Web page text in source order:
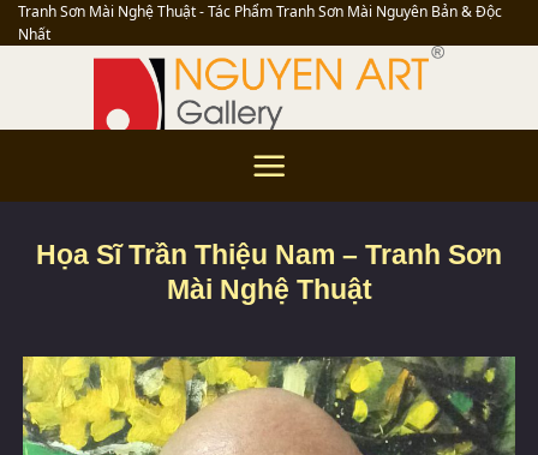
Skip
to
Tranh Sơn Mài Nghệ Thuật - Tác Phẩm Tranh Sơn Mài Nguyên Bản & Độc
Nhất
Họa Sĩ Trần Thiệu Nam – Tranh Sơn
Mài Nghệ Thuật